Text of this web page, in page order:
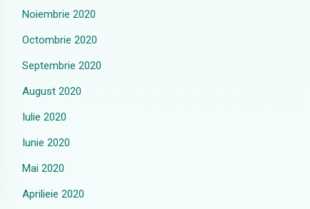
Noiembrie 2020
Octombrie 2020
Septembrie 2020
August 2020
Iulie 2020
Iunie 2020
Mai 2020
Aprilieie 2020